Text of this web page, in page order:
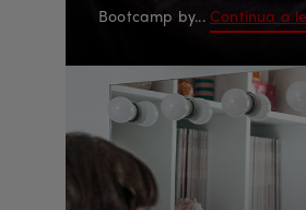
Bootcamp by... Continua a